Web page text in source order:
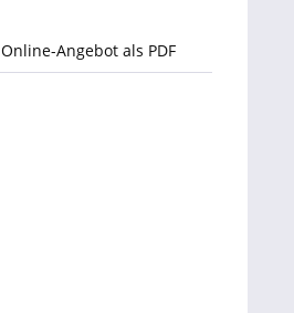
Online-Angebot als PDF